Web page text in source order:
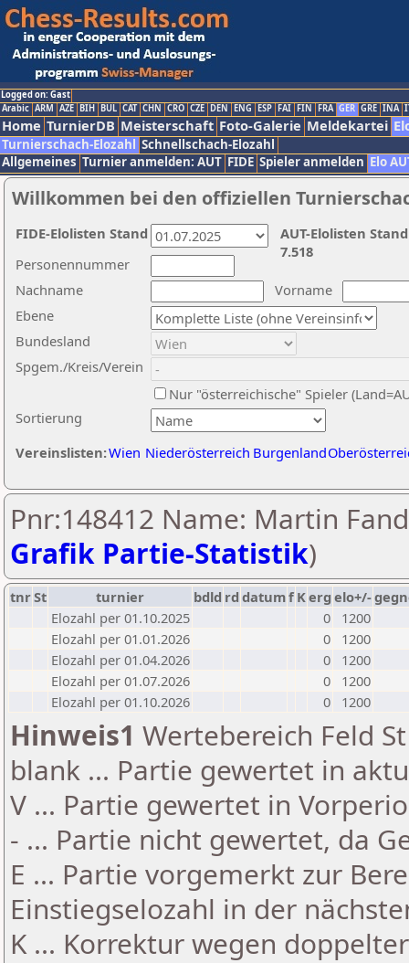
Logged on: Gast
Arabic ARM AZE BIH BUL CAT CHN CRO CZE DEN ENG ESP FAI FIN FRA GER GRE INA
Home TurnierDB Meisterschaft Foto-Galerie Meldekartei
Turnierschach-Elozahl Schnellschach-Elozahl
Allgemeines Turnier anmelden: AUT FIDE Spieler anmelden Elo
Willkommen bei den offiziellen
Nachname
Vorname
Ebene
Sortierung
Personennummer
Bundesland
Spgem./Kreis/Verein
Nur "österreichische" Spieler
Vereinslisten:Wien Niederösterreich Burgenland
AUT-Elolisten
7.518
FIDE-Elolisten Stand
Pnr:148412 Name: Martin
Grafik Partie-Statistik)
tnrSt turnier bdld rd datumf Kerg elo+/-
Elozahl per 01.10.2025
0
1200
Elozahl per 01.01.2026
0
1200
Elozahl per 01.04.2026
0
1200
Elozahl per 01.07.2026
0
1200
Elozahl per 01.10.2026
0 1200
Hinweis1 Wertebereich Feld
blank ... Partie gewertet in
V ... Partie gewertet in
- ... Partie nicht gewertet, da
E ... Partie vorgemerkt zur
Einstiegselozahl in der
K ... Korrektur wegen